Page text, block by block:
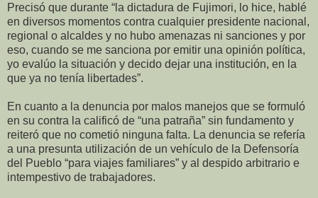
Precisó que durante “la dictadura de Fujimori, lo hice, hablé
en diversos momentos contra cualquier presidente nacional,
regional o alcaldes y no hubo amenazas ni sanciones y por
eso, cuando se me sanciona por emitir una opinión política,
yo evalúo la situación y decido dejar una institución, en la
que ya no tenía libertades”.
En cuanto a la denuncia por malos manejos que se formuló
en su contra la calificó de “una patraña” sin fundamento y
reiteró que no cometió ninguna falta. La denuncia se refería
a una presunta utilización de un vehículo de la Defensoría
del Pueblo “para viajes familiares” y al despido arbitrario e
intempestivo de trabajadores.